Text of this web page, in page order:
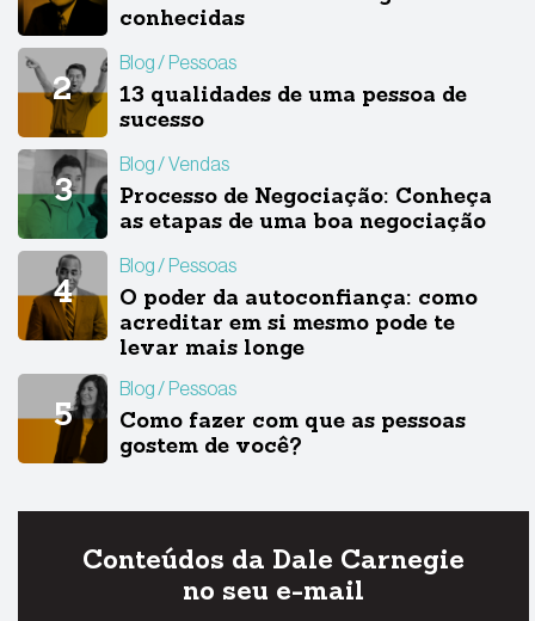
conhecidas
Blog Pessoas
13 qualidades de uma pessoa de
sucesso
Blog Vendas
Processo de Negociação: Conheça
as etapas de uma boa negociação
Blog Pessoas
O poder da autoconfiança: como
acreditar em si mesmo pode te
levar mais longe
Blog Pessoas
Como fazer com que as pessoas
gostem de você?
Conteúdos da Dale Carnegie
no seu e-mail